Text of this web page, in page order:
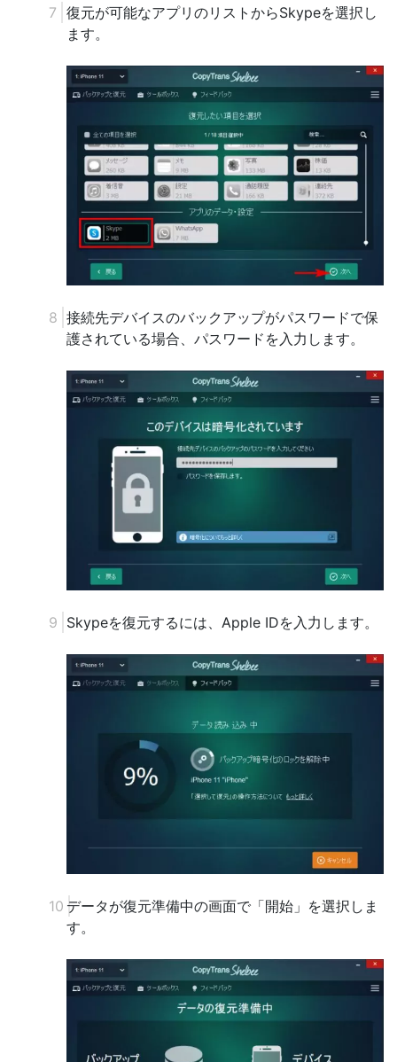
復元が可能なアプリのリストからSkypeを選択し
ます。
接続先デバイスのバックアップがパスワードで保
護されている場合、パスワードを入力します。
Skypeを復元するには、Apple IDを入力します。
データが復元準備中の画面で「開始」を選択しま
す。